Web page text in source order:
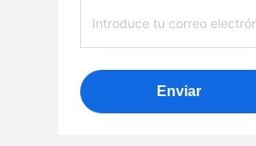
Enviar